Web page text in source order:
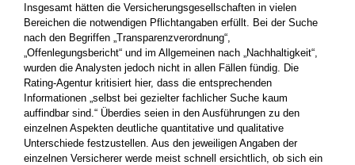
Insgesamt hätten die Versicherungsgesellschaften in vielen
Bereichen die notwendigen Pflichtangaben erfüllt. Bei der Suche
nach den Begriffen „Transparenzverordnung“,
„Offenlegungsbericht“ und im Allgemeinen nach „Nachhaltigkeit“,
wurden die Analysten jedoch nicht in allen Fällen fündig. Die
Rating-Agentur kritisiert hier, dass die entsprechenden
Informationen „selbst bei gezielter fachlicher Suche kaum
auffindbar sind.“ Überdies seien in den Ausführungen zu den
einzelnen Aspekten deutliche quantitative und qualitative
Unterschiede festzustellen. Aus den jeweiligen Angaben der
einzelnen Versicherer werde meist schnell ersichtlich, ob sich ein